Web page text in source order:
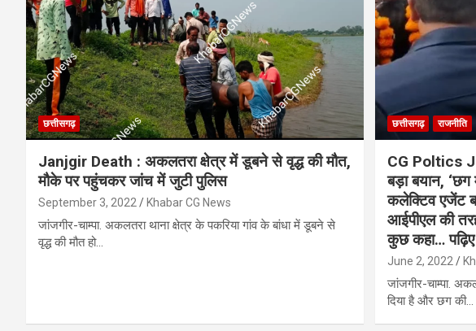
छत्तीसगढ़
Janjgir Death : अकलतरा क्षेत्र में डूबने से वृद्ध की मौत,
मौके पर पहुंचकर जांच में जुटी पुलिस
September 3, 2022 Khabar CG News
जांजगीर-चाम्पा. अकलतरा थाना क्षेत्र के पकरिया गांव के बांधा में डूबने से
वृद्ध की मौत हो…
छत्तीसगढ़ राजनीति
CG Poltics
बड़ा बयान, ‘छग
कलेक्टिव एजेंट
आईपीएल की
कुछ कहा…
June 2, 2022
जांजगीर-चाम्पा.
दिया है और छग की…